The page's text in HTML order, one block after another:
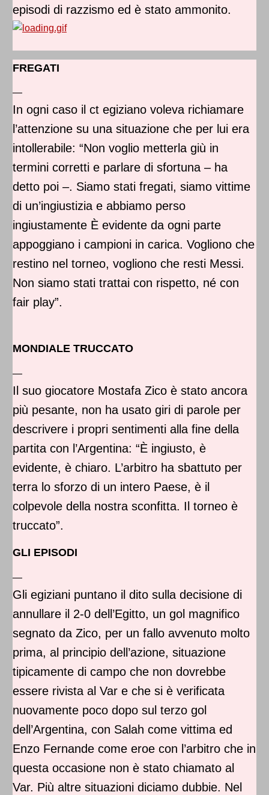
episodi di razzismo ed è stato ammonito.
FREGATI
—
In ogni caso il ct egiziano voleva richiamare
l’attenzione su una situazione che per lui era
intollerabile: “Non voglio metterla giù in
termini corretti e parlare di sfortuna – ha
detto poi –. Siamo stati fregati, siamo vittime
di un’ingiustizia e abbiamo perso
ingiustamente È evidente da ogni parte
appoggiano i campioni in carica. Vogliono che
restino nel torneo, vogliono che resti Messi.
Non siamo stati trattai con rispetto, né con
fair play”.
MONDIALE TRUCCATO
—
Il suo giocatore Mostafa Zico è stato ancora
più pesante, non ha usato giri di parole per
descrivere i propri sentimenti alla fine della
partita con l’Argentina: “È ingiusto, è
evidente, è chiaro. L’arbitro ha sbattuto per
terra lo sforzo di un intero Paese, è il
colpevole della nostra sconfitta. Il torneo è
truccato”.
GLI EPISODI
—
Gli egiziani puntano il dito sulla decisione di
annullare il 2-0 dell’Egitto, un gol magnifico
segnato da Zico, per un fallo avvenuto molto
prima, al principio dell’azione, situazione
tipicamente di campo che non dovrebbe
essere rivista al Var e che si è verificata
nuovamente poco dopo sul terzo gol
dell’Argentina, con Salah come vittima ed
Enzo Fernande come eroe con l’arbitro che in
questa occasione non è stato chiamato al
Var. Più altre situazioni diciamo dubbie. Nel